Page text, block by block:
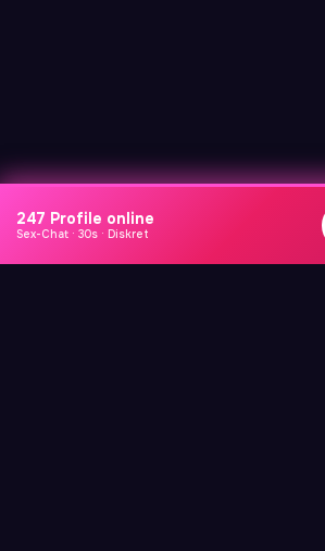
247 Profile online
Sex-Chat · 30s · Diskret
Plattformen vergleichen